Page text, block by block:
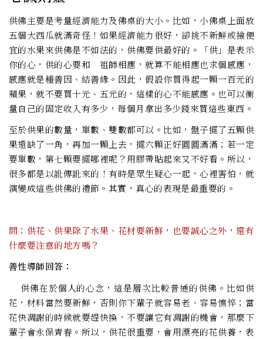
供佛主要是考量經濟能力及佛桌的大小。比如，小佛桌上面放
五個大西瓜就滿奇怪！如果經濟能力很好，卻挑不新鮮或撿便
宜的水果來供佛是不如法的，供佛要供最好的。「供」是表示
你的心，供的心要和 祖師相應，就算不能相應也求個感應，
感應就是種善因、結善緣。因此，假設你買得起一顆一百元的
蘋果，就不要買十元、五元的，這樣的心不能感應。也可以衡
量自己的固定收入有多少，每個月拿出多少錢來買這些東西。
至於供果的數量，單數、雙數都可以。比如，盤子擺了五顆供
果還缺了一角，再加一顆上去，擺六顆正好圓圓滿滿；若一定
要單數，第七顆要擺哪裡呢？用膠帶貼起來又不好看。所以，
很多都是以訛傳訛來的！有時是眾生疑心一起，心裡害怕，就
演變成這些供佛的禮節。其實，真心的表現是最重要的。
問：供花、供果除了水果、花材要新鮮，也要誠心之外，還有
什麼要注意的地方嗎？
善性導師回答：
供佛在於個人的心念，這是層次比較普通的供佛。比如供
花，材料當然要新鮮，否則你下輩子就容易老、容易憔悴；當
花快凋謝的時候就要趕快換，不要讓它有凋謝的機會，那麼下
輩子會永保青春。所以，供花很重要，會用漂亮的花供養，表